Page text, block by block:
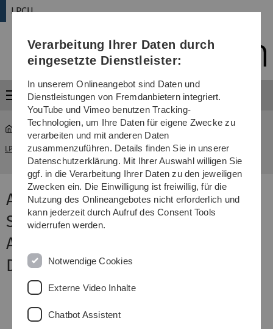
Direkt
Direkt
Direkt
(Sprache,
Drucken,
Media)
Direkt
Direkt
LPCU
Menü
LPCU ...
Anmeldung zur Werkstatt
Seelische Gesundheit am
Arbeitsplatz -
Dilemmakompetenz
Verarbeitung Ihrer Daten durch
eingesetzte Dienstleister:
In unserem Onlineangebot sind Daten und
Dienstleistungen von Fremdanbietern integriert.
YouTube und Vimeo benutzen Tracking-
Technologien, um Ihre Daten für eigene Zwecke zu
verarbeiten und mit anderen Daten
zusammenzuführen. Details finden Sie in unserer
Datenschutzerklärung. Mit Ihrer Auswahl willigen Sie
ggf. in die Verarbeitung Ihrer Daten zu den jeweiligen
Zwecken ein. Die Einwilligung ist freiwillig, für die
Nutzung des Onlineangebotes nicht erforderlich und
kann jederzeit durch Aufruf des Consent Tools
widerrufen werden.
Notwendige Cookies
Externe Video Inhalte
Chatbot Assistent